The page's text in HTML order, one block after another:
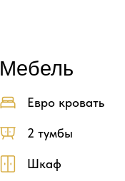
Евро кровать
2 тумбы
Шкаф
Мебель